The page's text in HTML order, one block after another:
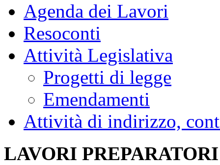
Agenda dei Lavori
Resoconti
Attività Legislativa
Progetti di legge
Emendamenti
Attività di indirizzo,
LAVORI